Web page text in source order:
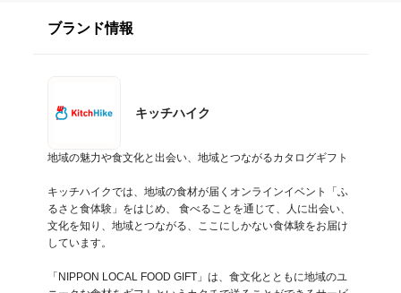
ブランド情報
キッチハイク
地域の魅力や食文化と出会い、地域とつながるカタログギフト
キッチハイクでは、地域の食材が届くオンラインイベント「ふ
るさと食体験」をはじめ、 食べることを通じて、人に出会い、
文化を知り、地域とつながる、ここにしかない食体験をお届け
しています。
「NIPPON LOCAL FOOD GIFT」は、食文化とともに地域のユ